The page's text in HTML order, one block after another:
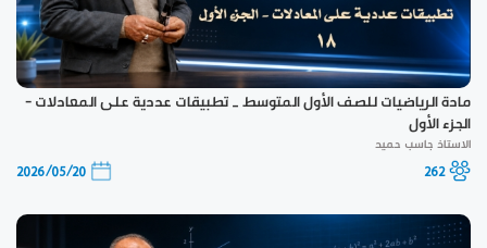
مادة الرياضيات للصف الأول المتوسط _ تطبيقات عددية على المعادلات -
الجزء الأول
الاستاذ جاسب حميد
262
2026/05/20